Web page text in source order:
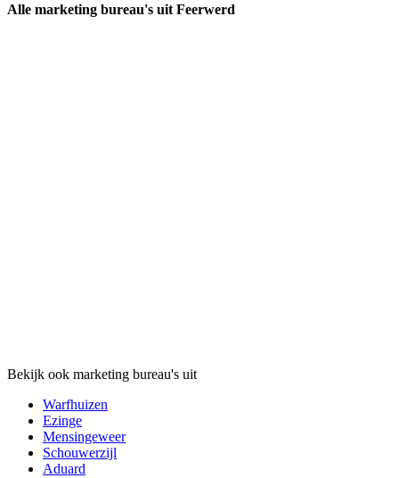
Alle marketing bureau's uit Feerwerd
Bekijk ook marketing bureau's uit
Warfhuizen
Ezinge
Mensingeweer
Schouwerzijl
Aduard